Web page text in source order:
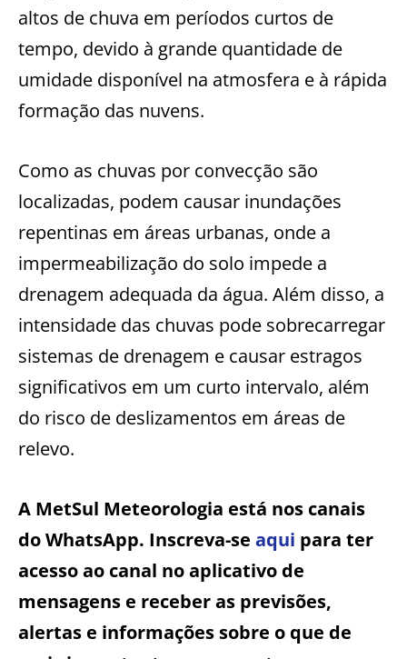
altos de chuva em períodos curtos de
tempo, devido à grande quantidade de
umidade disponível na atmosfera e à rápida
formação das nuvens.
Como as chuvas por convecção são
localizadas, podem causar inundações
repentinas em áreas urbanas, onde a
impermeabilização do solo impede a
drenagem adequada da água. Além disso, a
intensidade das chuvas pode sobrecarregar
sistemas de drenagem e causar estragos
significativos em um curto intervalo, além
do risco de deslizamentos em áreas de
relevo.
A MetSul Meteorologia está nos canais
do WhatsApp. Inscreva-se aqui para ter
acesso ao canal no aplicativo de
mensagens e receber as previsões,
alertas e informações sobre o que de